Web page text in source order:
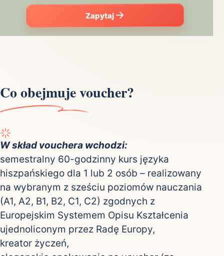
Zapytaj
Co obejmuje voucher?
W skład vouchera wchodzi:
semestralny 60-godzinny kurs języka
hiszpańskiego dla 1 lub 2 osób – realizowany
na wybranym z sześciu poziomów nauczania
(A1, A2, B1, B2, C1, C2) zgodnych z
Europejskim Systemem Opisu Kształcenia
ujednoliconym przez Radę Europy,
kreator życzeń,